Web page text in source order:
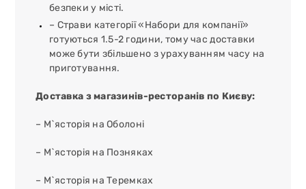
безпеки у місті.
– Страви категорії «Набори для компанії»
готуються 1.5-2 години, тому час доставки
може бути збільшено з урахуванням часу на
приготування.
Доставка з магазинів-ресторанів по Києву:
– М`ясторія на Оболоні
– М`ясторія на Позняках
– М`ясторія на Теремках